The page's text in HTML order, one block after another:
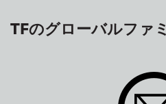
TFのグローバルファ